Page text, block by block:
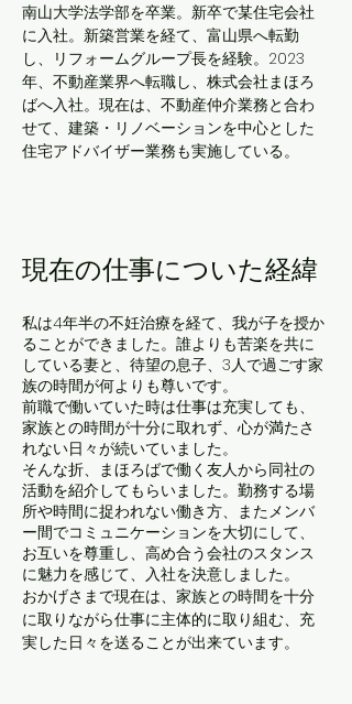
南山大学法学部を卒業。新卒で某住宅会社
に入社。新築営業を経て、富山県へ転勤
し、リフォームグループ長を経験。2023
年、不動産業界へ転職し、株式会社まほろ
ばへ入社。現在は、不動産仲介業務と合わ
せて、建築・リノベーションを中心とした
住宅アドバイザー業務も実施している。
現在の仕事についた経緯
私は4年半の不妊治療を経て、我が子を授か
ることができました。誰よりも苦楽を共に
している妻と、待望の息子、3人で過ごす家
族の時間が何よりも尊いです。
前職で働いていた時は仕事は充実しても、
家族との時間が十分に取れず、心が満たさ
れない日々が続いていました。
そんな折、まほろばで働く友人から同社の
活動を紹介してもらいました。勤務する場
所や時間に捉われない働き方、またメンバ
ー間でコミュニケーションを大切にして、
お互いを尊重し、高め合う会社のスタンス
に魅力を感じて、入社を決意しました。
おかげさまで現在は、家族との時間を十分
に取りながら仕事に主体的に取り組む、充
実した日々を送ることが出来ています。